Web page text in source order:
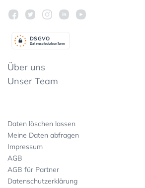
Datenschutzkonform
DSGVO
Über uns
Unser Team
Daten löschen lassen
Meine Daten abfragen
Impressum
AGB
AGB für Partner
Datenschutzerklärung